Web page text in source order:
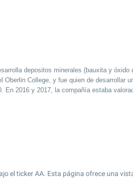
depositos minerales (bauxita y
College, y fue quien de desarrollar
2016 y 2017, la compañía estaba
el ticker AA. Esta página ofrece una